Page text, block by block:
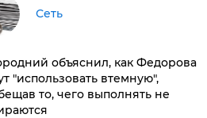
Сеть
объяснил, как Федорова
"использовать втемную",
то, чего выполнять не